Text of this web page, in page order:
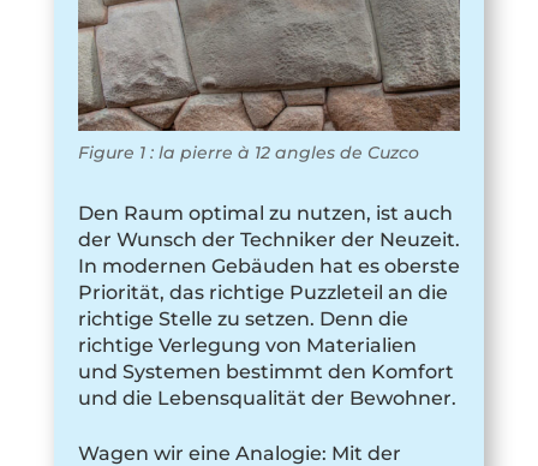
Figure 1 : la pierre à 12 angles de Cuzco
Den Raum optimal zu nutzen, ist auch
der Wunsch der Techniker der Neuzeit.
In modernen Gebäuden hat es oberste
Priorität, das richtige Puzzleteil an die
richtige Stelle zu setzen. Denn die
richtige Verlegung von Materialien
und Systemen bestimmt den Komfort
und die Lebensqualität der Bewohner.
Wagen wir eine Analogie: Mit der